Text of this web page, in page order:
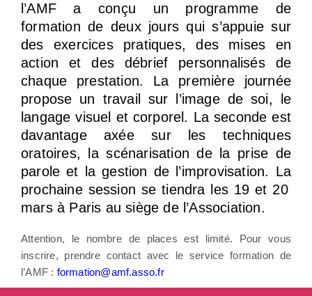
l’AMF a conçu un programme de
formation de deux jours qui s’appuie sur
des exercices pratiques, des mises en
action et des débrief personnalisés de
chaque prestation. La première journée
propose un travail sur l’image de soi, le
langage visuel et corporel. La seconde est
davantage axée sur les techniques
oratoires, la scénarisation de la prise de
parole et la gestion de l’improvisation. La
prochaine session se tiendra les 19 et 20
mars à Paris au siège de l’Association.
Attention, le nombre de places est limité. Pour vous
inscrire, prendre contact avec le service formation de
l’AMF : formation@amf.asso.fr